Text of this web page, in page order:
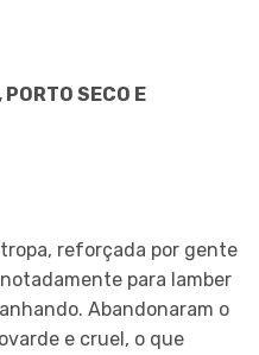
SECO E
reforçada por gente
para lamber
Abandonaram o
e cruel, o que